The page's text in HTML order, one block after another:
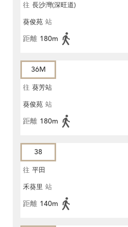
往 長沙灣(深旺道)
葵俊苑 站
距離 180m
36M
往 葵芳站
葵俊苑 站
距離 180m
38
往 平田
禾葵里 站
距離 140m